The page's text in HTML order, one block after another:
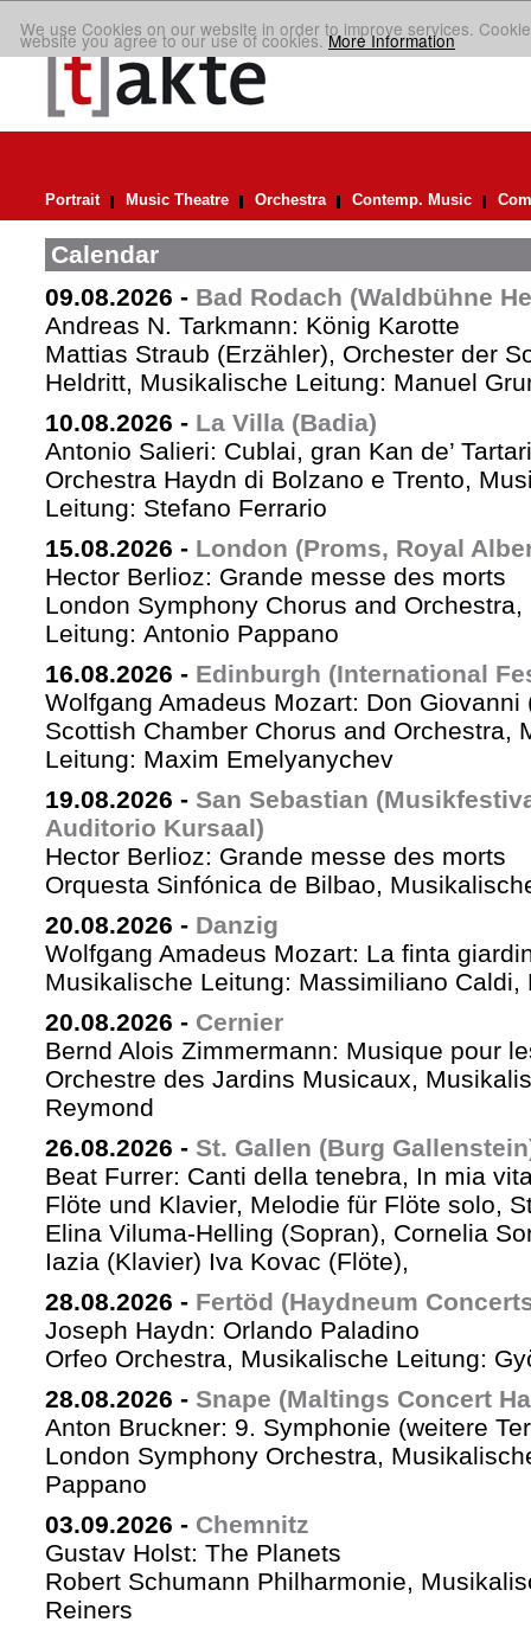
We use Cookies on our website in order to improve services.
website you agree to our use of cookies.More Information
Portrait Music Theatre Orchestra Contemp. Music
Calendar
09.08.2026 - Bad Rodach (Waldbühne
Andreas N. Tarkmann: König Karotte
Mattias Straub (Erzähler), Orchester der
Heldritt, Musikalische Leitung: Manuel
10.08.2026 - La Villa (Badia)
Antonio Salieri: Cublai, gran Kan de’
Orchestra Haydn di Bolzano e Trento,
Leitung: Stefano Ferrario
15.08.2026 - London (Proms, Royal
Hector Berlioz: Grande messe des morts
London Symphony Chorus and
Leitung: Antonio Pappano
16.08.2026 - Edinburgh (International
Wolfgang Amadeus Mozart: Don Giovanni
Scottish Chamber Chorus and Orchestra,
Leitung: Maxim Emelyanychev
19.08.2026 - San Sebastian
Auditorio Kursaal)
Hector Berlioz: Grande messe des morts
Orquesta Sinfónica de Bilbao,
20.08.2026 - Danzig
Wolfgang Amadeus Mozart: La finta
Musikalische Leitung: Massimiliano Caldi,
20.08.2026 - Cernier
Bernd Alois Zimmermann: Musique pour
Orchestre des Jardins Musicaux,
Reymond
26.08.2026 - St. Gallen (Burg
Beat Furrer: Canti della tenebra, In mia
Flöte und Klavier, Melodie für Flöte solo,
Elina Viluma-Helling (Sopran), Cornelia
Iazia (Klavier) Iva Kovac (Flöte),
28.08.2026 - Fertöd (Haydneum
Joseph Haydn: Orlando Paladino
Orfeo Orchestra, Musikalische Leitung:
28.08.2026 - Snape (Maltings Concert
Anton Bruckner: 9. Symphonie (weitere
London Symphony Orchestra,
Pappano
03.09.2026 - Chemnitz
Gustav Holst: The Planets
Robert Schumann Philharmonie,
Reiners